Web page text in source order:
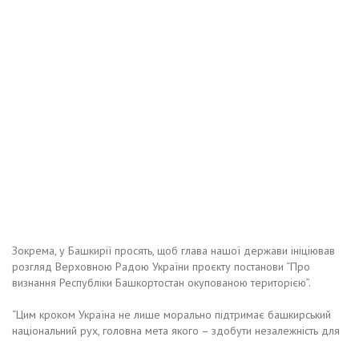
Зокрема, у Башкирії просять, щоб глава нашої держави ініціював
розгляд Верховною Радою України проєкту постанови “Про
визнання Республіки Башкортостан окупованою територією”.
“Цим кроком Україна не лише морально підтримає башкирський
національний рух, головна мета якого – здобути незалежність для